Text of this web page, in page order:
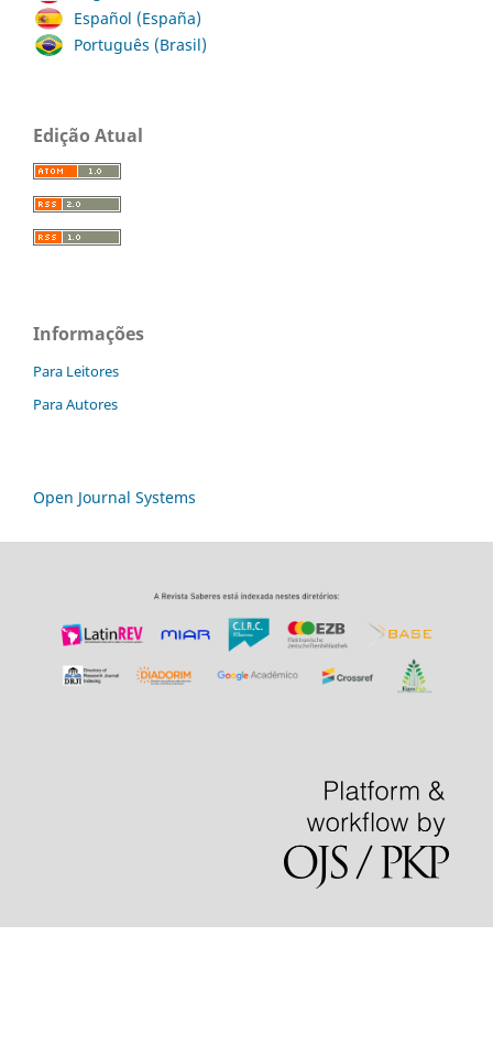
Español (España)
Português (Brasil)
Edição Atual
Informações
Para Leitores
Para Autores
Open Journal Systems